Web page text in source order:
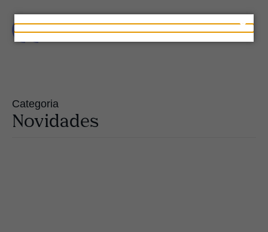
Categoria
Novidades